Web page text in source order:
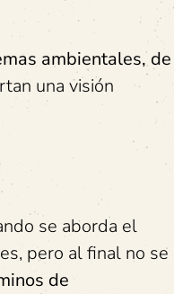
ambientales, de
una visión
se aborda el
pero al final no se
de